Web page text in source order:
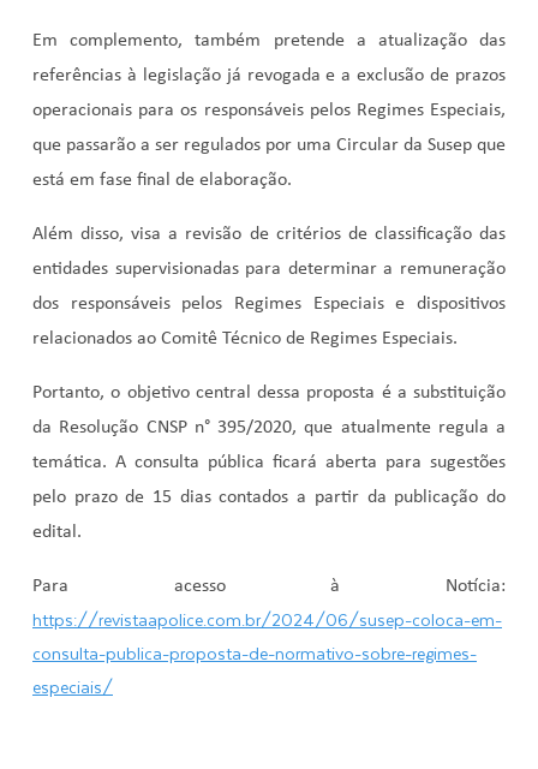
Em complemento, também pretende a atualização das
referências à legislação já revogada e a exclusão de prazos
operacionais para os responsáveis pelos Regimes Especiais,
que passarão a ser regulados por uma Circular da Susep que
está em fase final de elaboração.
Além disso, visa a revisão de critérios de classificação das
entidades supervisionadas para determinar a remuneração
dos responsáveis pelos Regimes Especiais e dispositivos
relacionados ao Comitê Técnico de Regimes Especiais.
Portanto, o objetivo central dessa proposta é a substituição
da Resolução CNSP n° 395/2020, que atualmente regula a
temática. A consulta pública ficará aberta para sugestões
pelo prazo de 15 dias contados a partir da publicação do
edital.
Para acesso à Notícia:
https://revistaapolice.com.br/2024/06/susep-coloca-em-
consulta-publica-proposta-de-normativo-sobre-regimes-
especiais/